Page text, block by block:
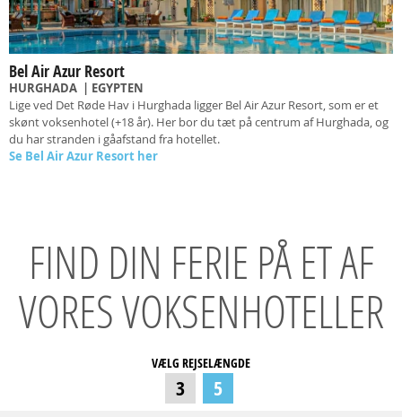
Bel Air Azur Resort
HURGHADA | EGYPTEN
Lige ved Det Røde Hav i Hurghada ligger Bel Air Azur Resort, som er et
skønt voksenhotel (+18 år). Her bor du tæt på centrum af Hurghada, og
du har stranden i gåafstand fra hotellet.
Se Bel Air Azur Resort her
FIND DIN FERIE PÅ ET AF
VORES VOKSENHOTELLER
VÆLG REJSELÆNGDE
3 5